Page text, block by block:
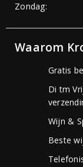
Zondag:
Waarom
Gratis
Di tm
Wijn &
Beste